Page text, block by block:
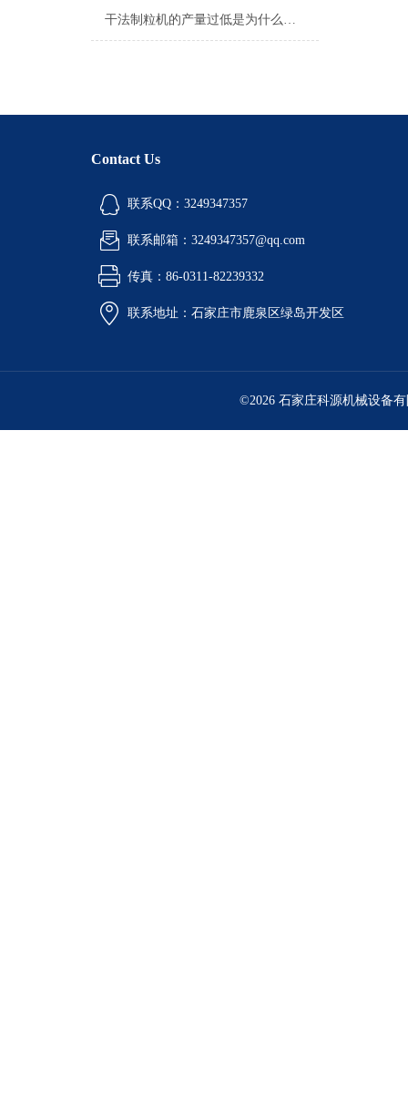
干法制粒机的产量过低是为什么呢？
Contact Us
联系QQ：3249347357
联系邮箱：3249347357@qq.com
传真：86-0311-82239332
联系地址：石家庄市鹿泉区绿岛开发区
©2026 石家庄科源机械设备